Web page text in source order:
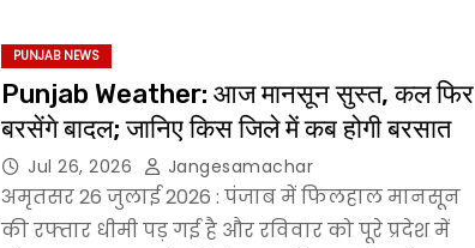
PUNJAB NEWS
Punjab Weather: आज मानसून सुस्त, कल फिर
बरसेंगे बादल; जानिए किस जिले में कब होगी बरसात
Jul 26, 2026 Jangesamachar
अमृतसर 26 जुलाई 2026 : पंजाब में फिलहाल मानसून
की रफ्तार धीमी पड़ गई है और रविवार को पूरे प्रदेश में